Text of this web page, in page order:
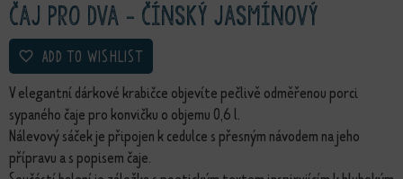
Čaj pro dva - Čínský jasmínový
ADD TO WISHLIST
V elegantní dárkové krabičce objevíte pečlivě odměřenou porci
sypaného čaje pro konvičku o objemu 0,6 l.
Nálevový sáček je připojen k cedulce s přesným návodem na jeho
přípravu a s popisem čaje.